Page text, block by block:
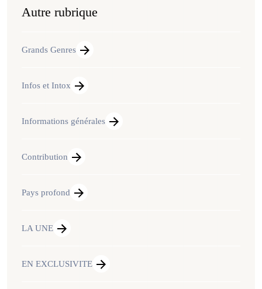
Autre rubrique
Grands Genres
Infos et Intox
Informations générales
Contribution
Pays profond
LA UNE
EN EXCLUSIVITE